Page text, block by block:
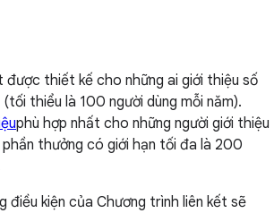
được thiết kế cho những ai giới thiệu số
(tối thiểu là 100 người dùng mỗi năm).
phù hợp nhất cho những người giới thiệu
phần thưởng có giới hạn tối đa là 200
điều kiện của Chương trình liên kết sẽ